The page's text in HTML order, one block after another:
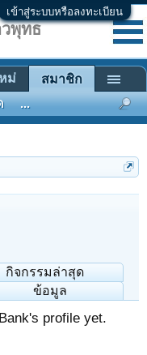
เข้าสู่ระบบหรือลงทะเบียน
กิจกรรมล่าสุด
ข้อมูล
profile yet.
พุทธ
ม่ สมาชิก
...